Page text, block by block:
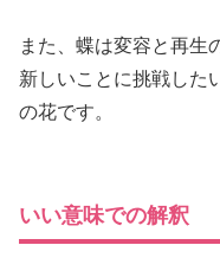
また、蝶は変容と再生
新しいことに挑戦した
の花です。
いい意味での解釈